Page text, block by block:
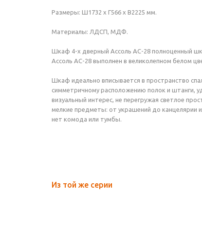
Размеры: Ш1732 х Г566 х В2225 мм.
Материалы: ЛДСП, МДФ.
Шкаф 4-х дверный Ассоль АС-28 полноценный
Ассоль АС-28 выполнен в великолепном белом
Шкаф идеально вписывается в пространство
симметричному расположению полок и штанги,
визуальный интерес, не перегружая светлое
мелкие предметы: от украшений до канцелярии
нет комода или тумбы.
Из той же серии